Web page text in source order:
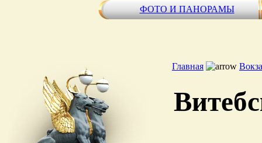
ФОТО И ПАНОРАМЫ
Главная